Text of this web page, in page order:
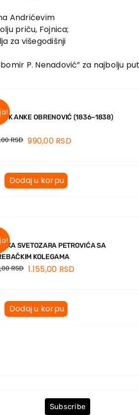
Andrićevim
priču, Fojnica;
za višegodišnji
P. Nenadović” za najbolju
ANKE OBRENOVIĆ (1836–1838)
RSD 990,00 RSD
Dodaj u korpu
SVETOZARA PETROVIĆA SA
KOLEGAMA
RSD 1.155,00 RSD
Dodaj u korpu
Subscribe